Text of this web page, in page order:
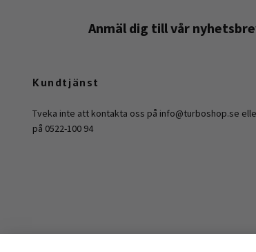
Anmäl dig till vår
Kundtjänst
Tveka inte att kontakta oss på info@turboshop.se
på 0522-100 94